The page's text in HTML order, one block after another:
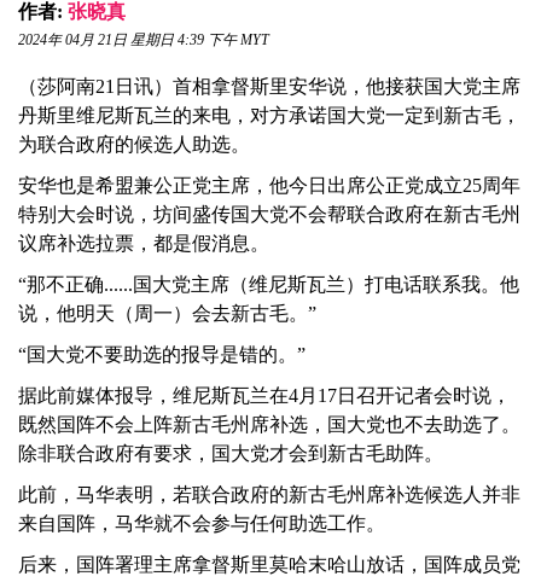
作者: 张晓真
2024年 04月 21日 星期日 4:39 下午 MYT
（莎阿南21日讯）首相拿督斯里安华说，他接获国大党主席
丹斯里维尼斯瓦兰的来电，对方承诺国大党一定到新古毛，
为联合政府的候选人助选。
安华也是希盟兼公正党主席，他今日出席公正党成立25周年
特别大会时说，坊间盛传国大党不会帮联合政府在新古毛州
议席补选拉票，都是假消息。
“那不正确......国大党主席（维尼斯瓦兰）打电话联系我。他
说，他明天（周一）会去新古毛。”
“国大党不要助选的报导是错的。”
据此前媒体报导，维尼斯瓦兰在4月17日召开记者会时说，
既然国阵不会上阵新古毛州席补选，国大党也不去助选了。
除非联合政府有要求，国大党才会到新古毛助阵。
此前，马华表明，若联合政府的新古毛州席补选候选人并非
来自国阵，马华就不会参与任何助选工作。
后来，国阵署理主席拿督斯里莫哈末哈山放话，国阵成员党